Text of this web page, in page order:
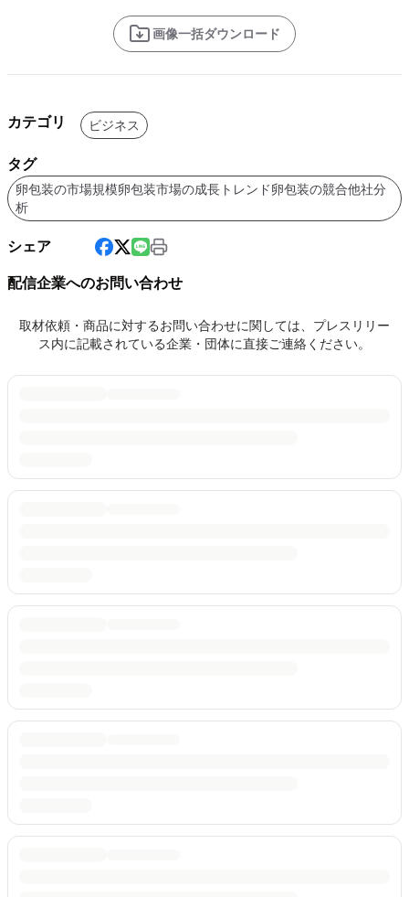
画像一括ダウンロード
カテゴリ ビジネス
タグ
卵包装の市場規模卵包装市場の成長トレンド卵包装の競合他社分
析
シェア
配信企業へのお問い合わせ
取材依頼・商品に対するお問い合わせに関しては、プレスリリー
ス内に記載されている企業・団体に直接ご連絡ください。